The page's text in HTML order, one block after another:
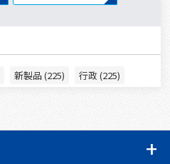
新製品 (225) 行政 (225)